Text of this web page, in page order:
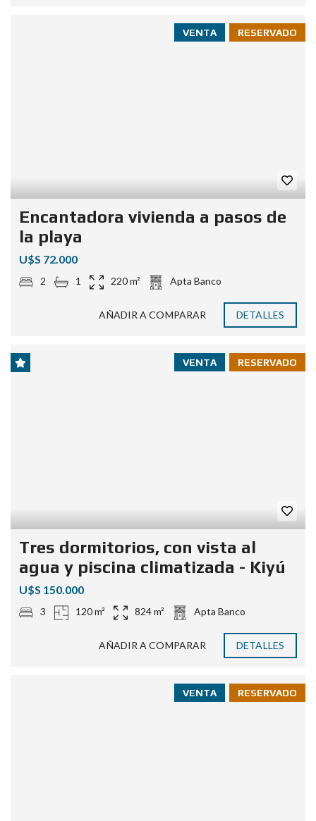
RESERVADO
VENTA
Encantadora vivienda a pasos de
la playa
U$S 72.000
2 1 220 m² Apta Banco
AÑADIR A COMPARAR DETALLES
RESERVADO
VENTA
Tres dormitorios, con vista al
agua y piscina climatizada - Kiyú
U$S 150.000
3 120 m² 824 m² Apta Banco
AÑADIR A COMPARAR DETALLES
RESERVADO
VENTA